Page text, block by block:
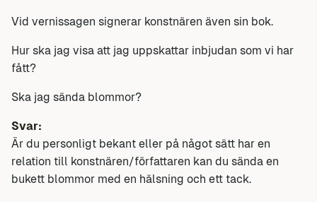
Vid vernissagen signerar konstnären även sin bok.
Hur ska jag visa att jag uppskattar inbjudan som vi har
fått?
Ska jag sända blommor?
Svar:
Är du personligt bekant eller på något sätt har en
relation till konstnären/författaren kan du sända en
bukett blommor med en hälsning och ett tack.